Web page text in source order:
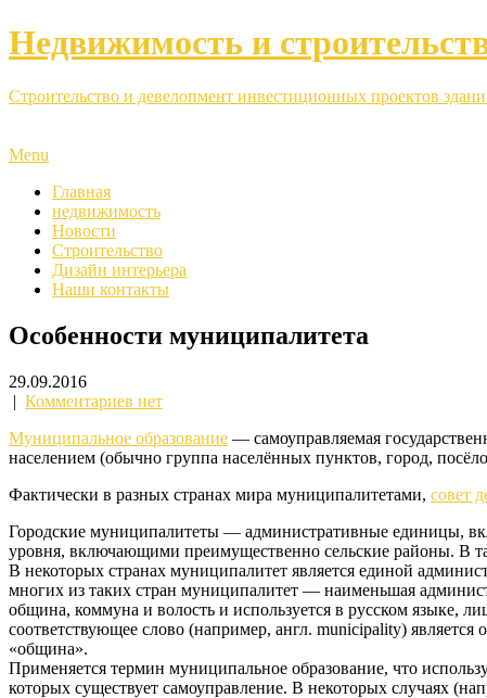
Недвижимость и
Строительство и девелопмент инвестиционных проектов
Menu
Главная
недвижимость
Новости
Строительство
Дизайн интерьера
Наши контакты
Особенности муниципалитета
29.09.2016
| Комментариев нет
Муниципальное образование — самоуправляемая
населением (обычно группа населённых пунктов, город,
Фактически в разных странах мира муниципалитетами, совет
Городские муниципалитеты — административные единицы,
уровня, включающими преимущественно сельские районы. В
В некоторых странах муниципалитет является единой
многих из таких стран муниципалитет — наименьшая
община, коммуна и волость и используется в русском языке,
соответствующее слово (например, англ. municipality)
«община».
Применяется термин муниципальное образование, что
которых существует самоуправление. В некоторых случаях